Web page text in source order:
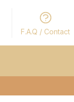
F.A.Q / Contact